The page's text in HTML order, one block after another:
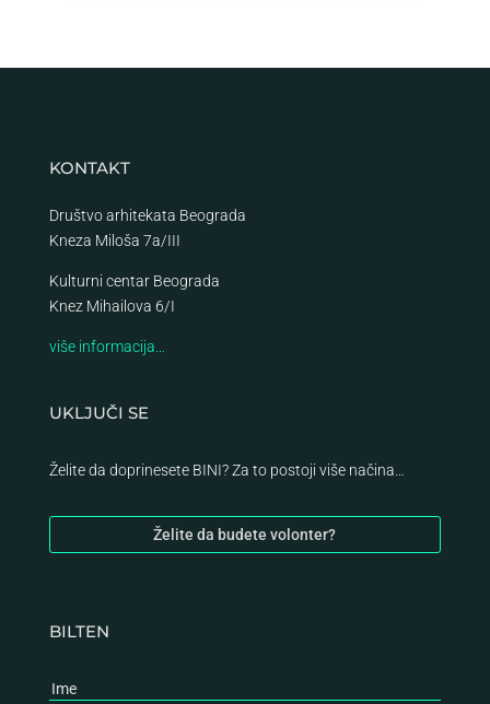
KONTAKT
Društvo arhitekata Beograda
Kneza Miloša 7a/III
Kulturni centar Beograda
Knez Mihailova 6/I
više informacija…
UKLJUČI SE
Želite da doprinesete BINI? Za to postoji više načina…
Želite da budete volonter?
BILTEN